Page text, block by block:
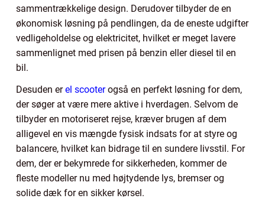
sammentrækkelige design. Derudover tilbyder de en
økonomisk løsning på pendlingen, da de eneste udgifter
vedligeholdelse og elektricitet, hvilket er meget lavere
sammenlignet med prisen på benzin eller diesel til en
bil.
Desuden erel scooterogså en perfekt løsning for dem,
der søger at være mere aktive i hverdagen. Selvom de
tilbyder en motoriseret rejse, kræver brugen af dem
alligevel en vis mængde fysisk indsats for at styre og
balancere, hvilket kan bidrage til en sundere livsstil. For
dem, der er bekymrede for sikkerheden, kommer de
fleste modeller nu med højtydende lys, bremser og
solide dæk for en sikker kørsel.